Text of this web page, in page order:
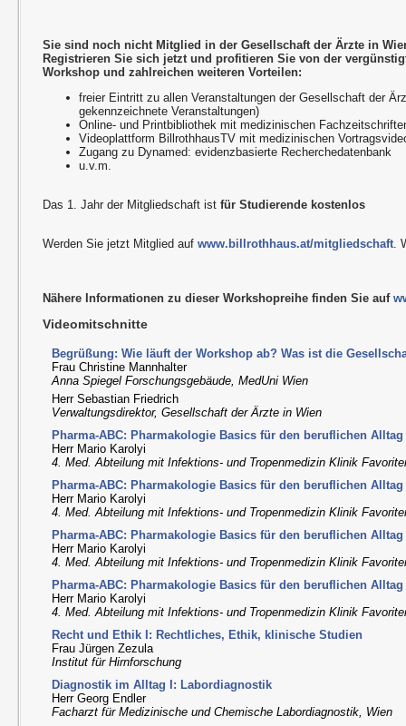
Sie sind noch nicht Mitglied in der Gesellschaft der Ärzte in
Registrieren Sie sich jetzt und profitieren Sie von der
Workshop und zahlreichen weiteren Vorteilen:
freier Eintritt zu allen Veranstaltungen der Gesellschaft der
gekennzeichnete Veranstaltungen)
Online- und Printbibliothek mit medizinischen
Videoplattform BillrothhausTV mit medizinischen
Zugang zu Dynamed: evidenzbasierte Recherchedatenbank
u.v.m.
Das 1. Jahr der Mitgliedschaft istfür Studierende kostenlos
Werden Sie jetzt Mitglied auf www.billrothhaus.at/mitgliedschaft.
Nähere Informationen zu dieser Workshopreihe finden Sie auf
Videomitschnitte
Begrüßung: Wie läuft der Workshop ab? Was ist die
Frau Christine Mannhalter
Anna Spiegel Forschungsgebäude, MedUni Wien
Herr Sebastian Friedrich
Verwaltungsdirektor, Gesellschaft der Ärzte in Wien
Pharma-ABC: Pharmakologie Basics für den beruflichen Alltag
Herr Mario Karolyi
4. Med. Abteilung mit Infektions- und Tropenmedizin Klinik
Pharma-ABC: Pharmakologie Basics für den beruflichen Alltag
Herr Mario Karolyi
4. Med. Abteilung mit Infektions- und Tropenmedizin Klinik
Pharma-ABC: Pharmakologie Basics für den beruflichen Alltag
Herr Mario Karolyi
4. Med. Abteilung mit Infektions- und Tropenmedizin Klinik
Pharma-ABC: Pharmakologie Basics für den beruflichen Alltag
Herr Mario Karolyi
4. Med. Abteilung mit Infektions- und Tropenmedizin Klinik
Recht und Ethik I: Rechtliches, Ethik, klinische Studien
Frau Jürgen Zezula
Institut für Hirnforschung
Diagnostik im Alltag I: Labordiagnostik
Herr Georg Endler
Facharzt für Medizinische und Chemische Labordiagnostik, Wien